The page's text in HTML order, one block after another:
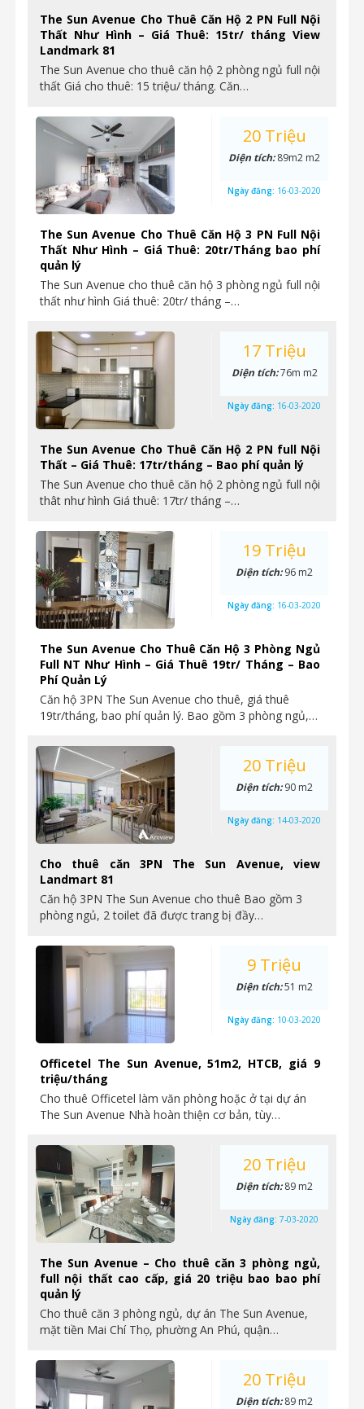
The Sun Avenue Cho Thuê Căn Hộ 2 PN Full Nội
Thất Như Hình – Giá Thuê: 15tr/ tháng View
Landmark 81
The Sun Avenue cho thuê căn hộ 2 phòng ngủ full nội
thất Giá cho thuê: 15 triệu/ tháng. Căn…
The Sun Avenue Cho Thuê Căn Hộ 3 PN Full Nội
Thất Như Hình – Giá Thuê: 20tr/Tháng bao phí
quản lý
The Sun Avenue cho thuê căn hộ 3 phòng ngủ full nội
thất như hình Giá thuê: 20tr/ tháng –…
20 Triệu
Diện tích:89m2 m2
Ngày đăng: 16-03-2020
The Sun Avenue Cho Thuê Căn Hộ 2 PN full Nội
Thất – Giá Thuê: 17tr/tháng – Bao phí quản lý
The Sun Avenue cho thuê căn hộ 2 phòng ngủ full nội
thât như hình Giá thuê: 17tr/ tháng –…
17 Triệu
Diện tích:76m m2
Ngày đăng: 16-03-2020
The Sun Avenue Cho Thuê Căn Hộ 3 Phòng Ngủ
Full NT Như Hình – Giá Thuê 19tr/ Tháng – Bao
Phí Quản Lý
Căn hộ 3PN The Sun Avenue cho thuê, giá thuê
19tr/tháng, bao phí quản lý. Bao gồm 3 phòng ngủ,…
19 Triệu
Diện tích:96 m2
Ngày đăng: 16-03-2020
Cho thuê căn 3PN The Sun Avenue, view
Landmart 81
Căn hộ 3PN The Sun Avenue cho thuê Bao gồm 3
phòng ngủ, 2 toilet đã được trang bị đầy…
20 Triệu
Diện tích:90 m2
Ngày đăng: 14-03-2020
Officetel The Sun Avenue, 51m2, HTCB, giá 9
triệu/tháng
Cho thuê Officetel làm văn phòng hoặc ở tại dự án
The Sun Avenue Nhà hoàn thiện cơ bản, tùy…
9 Triệu
Diện tích:51 m2
Ngày đăng: 10-03-2020
The Sun Avenue – Cho thuê căn 3 phòng ngủ,
full nội thất cao cấp, giá 20 triệu bao bao phí
quản lý
Cho thuê căn 3 phòng ngủ, dự án The Sun Avenue,
mặt tiền Mai Chí Thọ, phường An Phú, quận…
20 Triệu
Diện tích:89 m2
Ngày đăng: 7-03-2020
20 Triệu
Diện tích:89 m2